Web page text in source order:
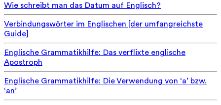
Wie schreibt man das Datum auf Englisch?
Verbindungswörter im Englischen [der umfangreichste
Guide]
Englische Grammatikhilfe: Das verflixte englische
Apostroph
Englische Grammatikhilfe: Die Verwendung von ‘a’ bzw.
‘an’